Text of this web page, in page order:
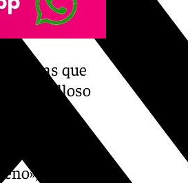
las que
orgulloso
más de
clientes
una alegría
ha